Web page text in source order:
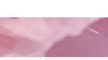
ALLIANCE
FONCTION